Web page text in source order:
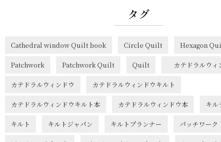
タグ
Cathedral window Quilt book Circle Quilt Hexagon
Patchwork Patchwork Quilt Quilt カテドラルウィ
カテドラルウィンドウ カテドラルウィンドウキルト
カテドラルウィンドウキルト本 カテドラルウィンドウ本 キル
キルト キルトジャパン キルトプランナー パッチワーク